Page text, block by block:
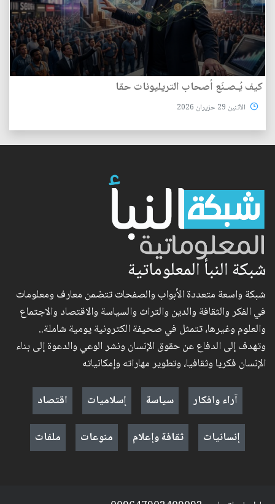
كيف يُـصـنَع أصحاب التريليونات حقا
الأثنين 29 حزيران 2026
شبكة النبأ المعلوماتية
شبكة واسعة متعددة الأبواب والصفحات تتضمن معارف ومعلومات
في الفكر والثقافة والدين والتراث والسياسة والاقتصاد والاجتماع
والعلوم وغيرها، تتمثل في صحيفة الكترونية يومية شاملة..
وتهدف إلى الدفاع عن حقوق الإنسان ونشر الوعي والدعوة إلى بناء
الإنسان فكريا وثقافيا، وتطوير مهاراته وإمكانياته
آراء وافكار
سياسة إسلاميات
اقتصاد
إنسانيات
ثقافة وإعلام منوعات ملفات